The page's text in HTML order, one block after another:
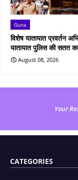
Guna
विशेष यातायात प्रवर्तन
यातायात पुलिस की सतत
August 08, 2026
Your
CATEGORIES